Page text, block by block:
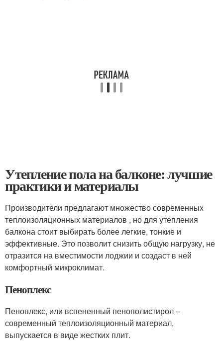
Утепление пола на балконе: лучшие
практики и материалы
Производители предлагают множество современных
теплоизоляционных материалов , но для утепления
балкона стоит выбирать более легкие, тонкие и
эффективные. Это позволит снизить общую нагрузку, не
отразится на вместимости лоджии и создаст в ней
комфортный микроклимат.
Пеноплекс
Пеноплекс, или вспененный пенополистирол –
современный теплоизоляционный материал,
выпускается в виде жестких плит.